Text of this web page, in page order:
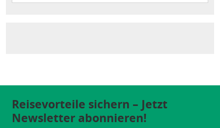
Reisevorteile sichern – Jetzt
Newsletter abonnieren!